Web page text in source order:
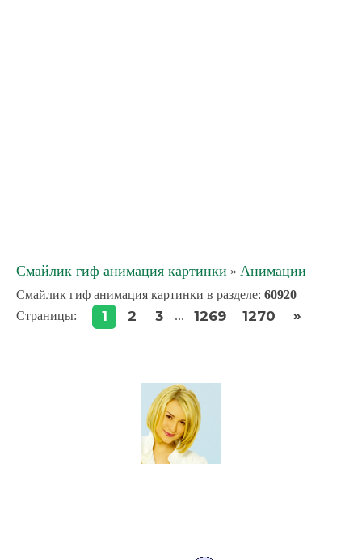
Смайлик гиф анимация картинки » Анимации
Смайлик гиф анимация картинки в разделе: 60920
Страницы: 1 2 3 ... 1269 1270 »